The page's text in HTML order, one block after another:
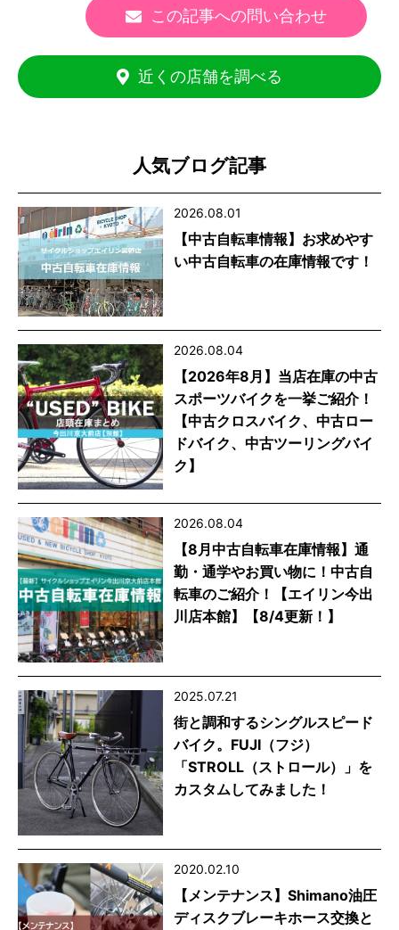
この記事への問い合わせ
近くの店舗を調べる
人気ブログ記事
2026.08.01
【中古自転車情報】お求めやす
い中古自転車の在庫情報です！
2026.08.04
【2026年8月】当店在庫の中古
スポーツバイクを一挙ご紹介！
【中古クロスバイク、中古ロー
ドバイク、中古ツーリングバイ
ク】
2026.08.04
【8月中古自転車在庫情報】通
勤・通学やお買い物に！中古自
転車のご紹介！【エイリン今出
川店本館】【8/4更新！】
2025.07.21
街と調和するシングルスピード
バイク。FUJI（フジ）
「STROLL（ストロール）」を
カスタムしてみました！
2020.02.10
【メンテナンス】Shimano油圧
ディスクブレーキホース交換と